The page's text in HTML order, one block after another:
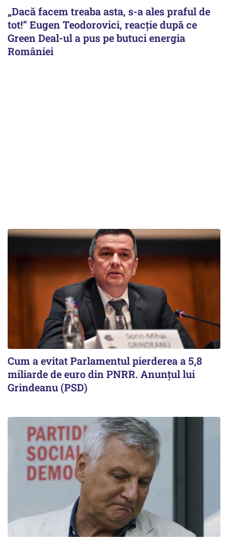
„Dacă facem treaba asta, s-a ales praful de
tot!” Eugen Teodorovici, reacție după ce
Green Deal-ul a pus pe butuci energia
României
Cum a evitat Parlamentul pierderea a 5,8
miliarde de euro din PNRR. Anunțul lui
Grindeanu (PSD)